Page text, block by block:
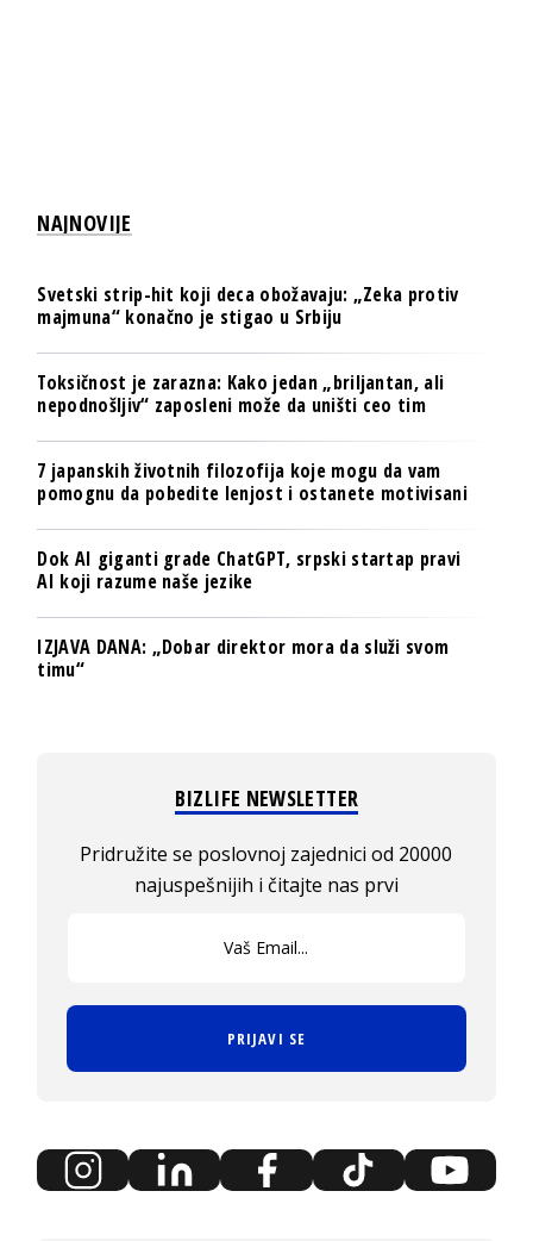
NAJNOVIJE
Svetski strip-hit koji deca obožavaju: „Zeka protiv
majmuna“ konačno je stigao u Srbiju
Toksičnost je zarazna: Kako jedan „briljantan, ali
nepodnošljiv“ zaposleni može da uništi ceo tim
7 japanskih životnih filozofija koje mogu da vam
pomognu da pobedite lenjost i ostanete motivisani
Dok AI giganti grade ChatGPT, srpski startap pravi
AI koji razume naše jezike
IZJAVA DANA: „Dobar direktor mora da služi svom
timu“
BIZLIFE NEWSLETTER
Pridružite se poslovnoj zajednici od 20000
najuspešnijih i čitajte nas prvi
PRIJAVI SE